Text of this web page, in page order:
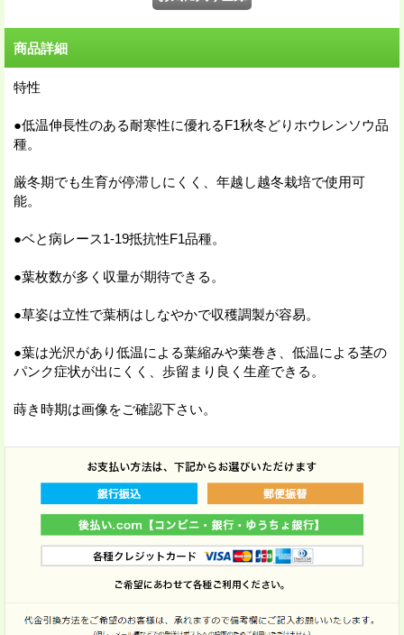
商品詳細
特性
●低温伸長性のある耐寒性に優れるF1秋冬どりホウレンソウ品
種。
厳冬期でも生育が停滞しにくく、年越し越冬栽培で使用可
能。
●ベと病レース1-19抵抗性F1品種。
●葉枚数が多く収量が期待できる。
●草姿は立性で葉柄はしなやかで収穫調製が容易。
●葉は光沢があり低温による葉縮みや葉巻き、低温による茎の
パンク症状が出にくく、歩留まり良く生産できる。
蒔き時期は画像をご確認下さい。